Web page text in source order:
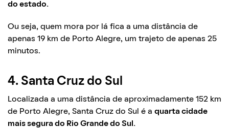
do estado.
Ou seja, quem mora por lá fica a uma distância de
apenas 19 km de Porto Alegre, um trajeto de apenas 25
minutos.
4. Santa Cruz do Sul
Localizada a uma distância de aproximadamente 152 km
de Porto Alegre, Santa Cruz do Sul é a quarta cidade
mais segura do Rio Grande do Sul.